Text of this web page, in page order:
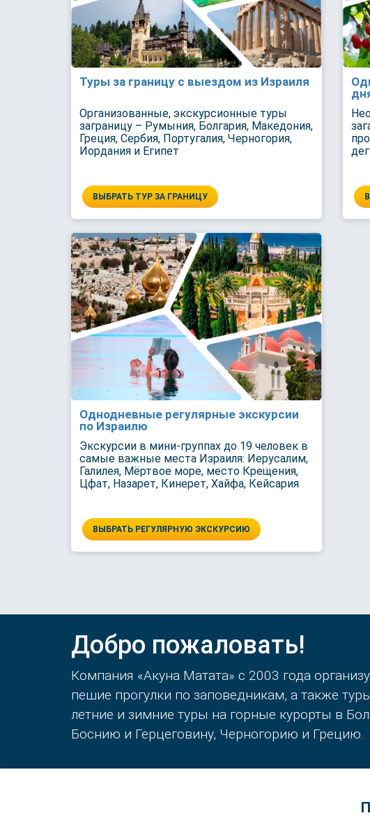
Туры за границу с выездом из Израиля
Организованные, экскурсионные туры
заграницу – Румыния, Болгария, Македония,
Греция, Сербия, Португалия, Черногория,
Иордания и Египет
ВЫБРАТЬ ТУР ЗА ГРАНИЦУ
Однодневные регулярные экскурсии
по Израилю
Экскурсии в мини-группах до 19 человек в
самые важные места Израиля: Иерусалим,
Галилея, Мёртвое море, место Крещения,
Цфат, Назарет, Кинерет, Хайфа, Кейсария
ВЫБРАТЬ РЕГУЛЯРНУЮ ЭКСКУРСИЮ
Добро пожаловать!
Компания «Акуна Матата» с 2003 года
пешие прогулки по заповедникам, а также
летние и зимние туры на горные курорты в
Боснию и Герцеговину, Черногорию и Грецию.